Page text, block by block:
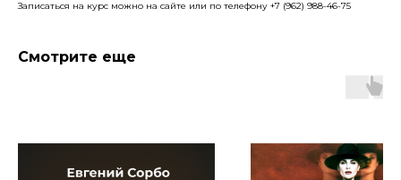
Записаться на курс можно на сайте или по телефону +7 (962) 988-46-75
Смотрите еще